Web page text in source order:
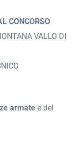
CONCORSO
VALLO DI
armate e del